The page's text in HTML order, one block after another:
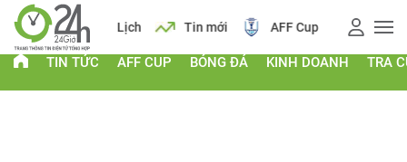
Lịch Tin mới AFF Cup Giá vàng
TIN TỨC AFF CUP BÓNG ĐÁ KINH DOANH TRA